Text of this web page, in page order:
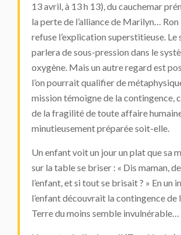
13 avril, à 13 h 13), du cauchemar
la perte de l’alliance de Marilyn…
refuse l’explication superstitieuse. Le
parlera de sous-pression dans le
oxygène. Mais un autre regard est
l’on pourrait qualifier de
mission témoigne de la contingence,
de la fragilité de toute affaire
minutieusement préparée soit-elle.
Un enfant voit un jour un plat que sa
sur la table se briser : « Dis maman,
l’enfant, et si tout se brisait ? » En un
l’enfant découvrait la contingence de
Terre du moins semble invulnérable…